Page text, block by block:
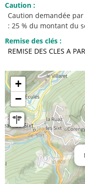
Caution :
Caution demandée
: 25 % du montant du
Remise des clés :
REMISE DES CLES A
+
−